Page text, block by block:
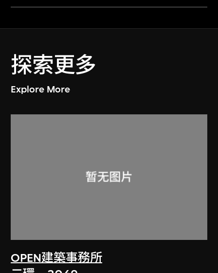
探索更多
Explore More
OPEN建築事務所